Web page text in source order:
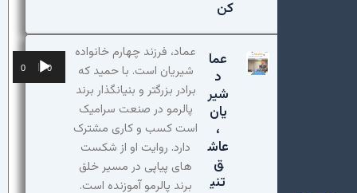
کن
عما
د
شیر
یان
،
عاش
ق
تنی
عماد، فرزند چهارم خانواده
شیریان است. با حمید که
برادر بزرگتر و بنیانگذار برند
پالرمو در صنعت سرامیک
است کسب و کاری مشترک
دارد. روایت او از شکست
های پیاپی در مسیر خلق
برند پالرمو آموزنده است.
پخش‌کننده
صوت
00:00
00:00